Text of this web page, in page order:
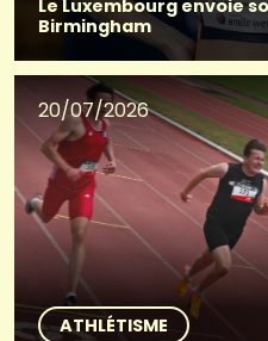
Le Luxembourg envoie
Birmingham
20/07/2026
ATHLÉTISME